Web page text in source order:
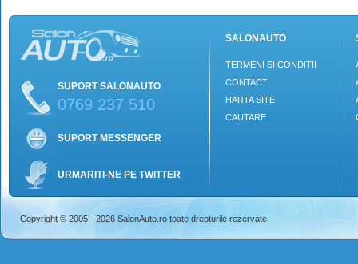
SUPORT SALONAUTO
0769 237 510
SUPORT MESSENGER
URMARITI-NE PE TWITTER
SALONAUTO
TERMENI SI CONDITII
CONTACT
HARTA SITE
CAUTARE
Copyright © 2005 - 2026 SalonAuto.ro toate drepturile rezervate.